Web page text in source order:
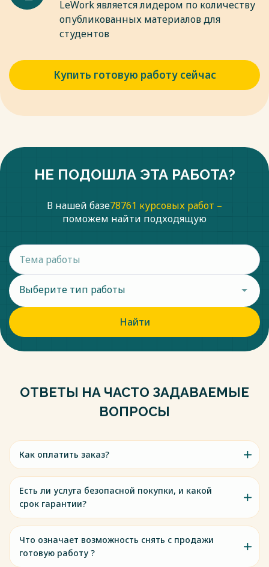
LeWork является лидером по количеству
опубликованных материалов для
студентов
Купить готовую работу сейчас
НЕ ПОДОШЛА ЭТА РАБОТА?
В нашей базе78761 курсовых работ –
поможем найти подходящую
Выберите тип работы
Найти
ОТВЕТЫ НА ЧАСТО ЗАДАВАЕМЫЕ
ВОПРОСЫ
Как оплатить заказ?
Есть ли услуга безопасной покупки, и какой
срок гарантии?
Что означает возможность снять с продажи
готовую работу ?